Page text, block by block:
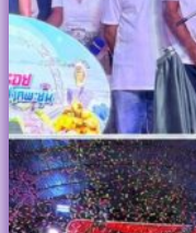
แผนงาน
แผนการจัด
แผนการดำเ
แผนการใช้
แผนพัฒนาท้
แผนการจัดซื้
แผนอัตรากำ
หน่วย
นโยบายกา
อำนาจหน้าที่
แผนงาน
แผนการจัดเ